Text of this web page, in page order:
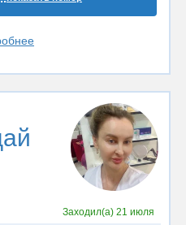
Заходил(а)21 июля